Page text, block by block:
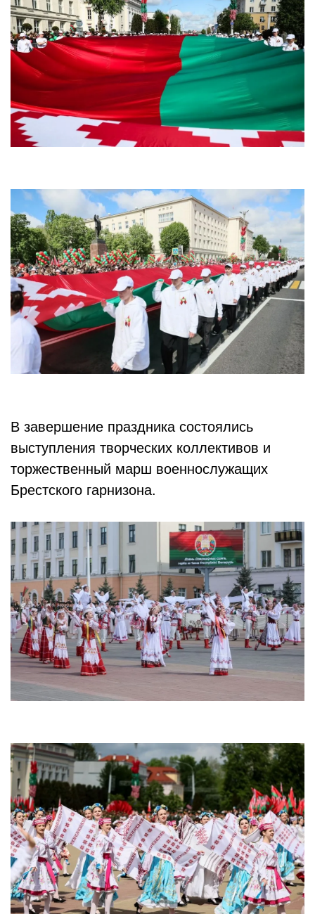
В завершение праздника состоялись
выступления творческих коллективов и
торжественный марш военнослужащих
Брестского гарнизона.